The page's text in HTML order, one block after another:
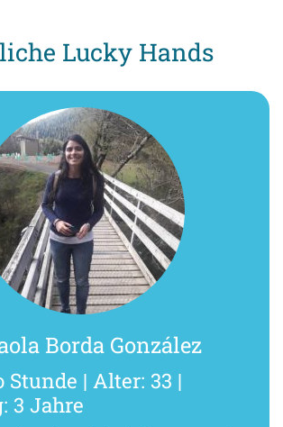
Lucky Hands
Borda González
Stunde | Alter: 33 |
3 Jahre